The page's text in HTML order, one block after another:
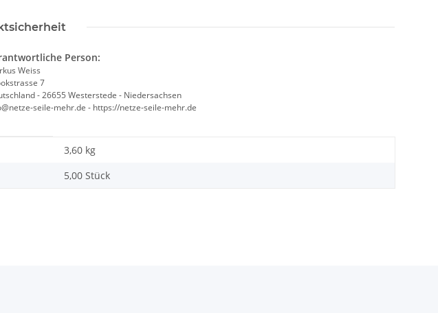
Person:
Weiss
7
- 26655 Westerstede - Niedersachsen
seile-mehr.de - https://netze-seile-mehr.de
3,60 kg
5,00 Stück